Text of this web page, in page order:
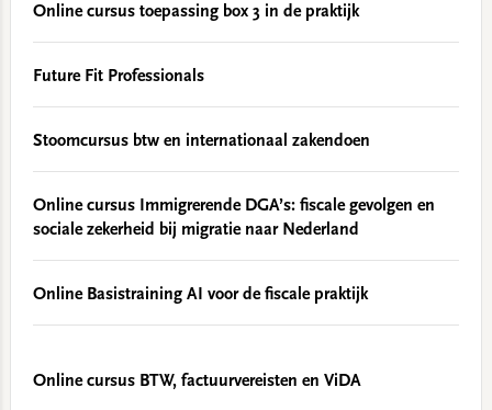
Online cursus toepassing box 3 in de praktijk
Future Fit Professionals
Stoomcursus btw en internationaal zakendoen
Online cursus Immigrerende DGA’s: fiscale gevolgen en
sociale zekerheid bij migratie naar Nederland
Online Basistraining AI voor de fiscale praktijk
Online cursus BTW, factuurvereisten en ViDA